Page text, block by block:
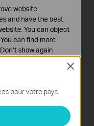
12.5)
pour votre pays.
Close
website
and have the best
You can object
can find more
Don’t show again
du
dans vos